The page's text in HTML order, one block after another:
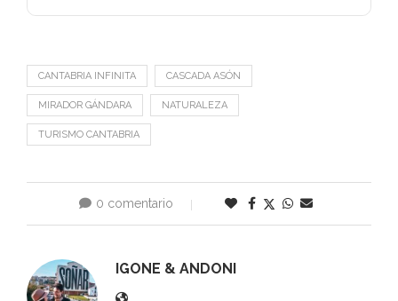
CANTABRIA INFINITA CASCADA ASÓN
MIRADOR GÁNDARA NATURALEZA
TURISMO CANTABRIA
0 comentario
IGONE & ANDONI